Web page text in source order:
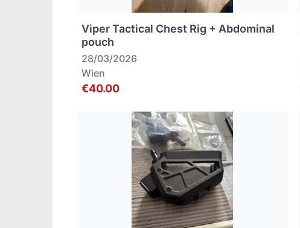
Viper Tactical Chest Rig + Abdominal
pouch
28/03/2026
Wien
€40.00